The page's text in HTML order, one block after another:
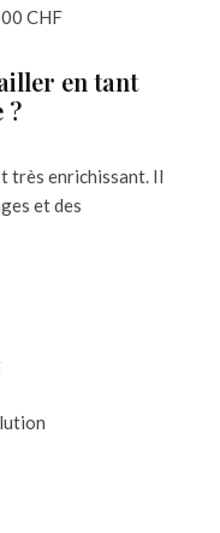
CHF
en tant
?
très enrichissant. Il
et des